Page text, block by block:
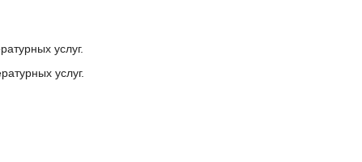
услуг.
услуг.